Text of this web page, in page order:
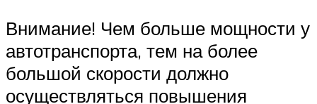
Внимание! Чем больше мощности у
автотранспорта, тем на более
большой скорости должно
осуществляться повышения